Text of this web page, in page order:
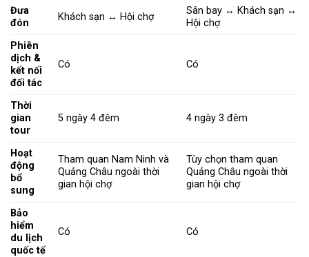
Đưa
đón
Khách sạn ↔ Hội chợ
Sân bay ↔ Khách sạn ↔
Hội chợ
Phiên
dịch &
kết nối
đối tác
Có Có
Thời
gian
tour
5 ngày 4 đêm 4 ngày 3 đêm
Hoạt
động
bổ
sung
Tham quan Nam Ninh và
Quảng Châu ngoài thời
gian hội chợ
Tùy chọn tham quan
Quảng Châu ngoài thời
gian hội chợ
Bảo
hiểm
du lịch
quốc tế
Có Có